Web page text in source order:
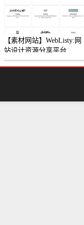
【素材网站】WebListy:网
站设计资源分享平台